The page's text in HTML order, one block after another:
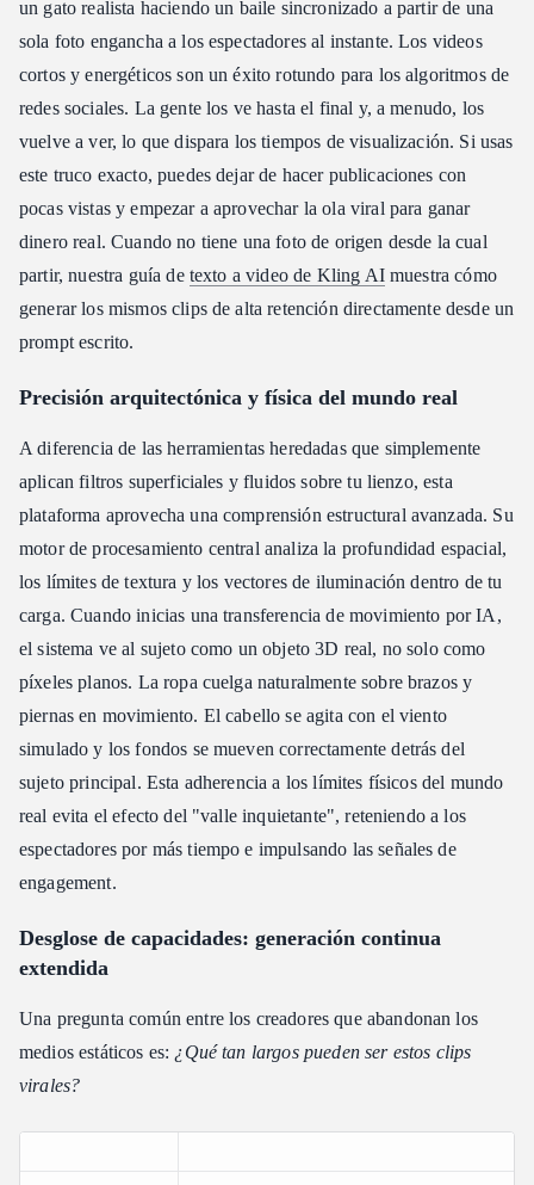
un gato realista haciendo un baile sincronizado a partir de una
sola foto engancha a los espectadores al instante. Los videos
cortos y energéticos son un éxito rotundo para los algoritmos de
redes sociales. La gente los ve hasta el final y, a menudo, los
vuelve a ver, lo que dispara los tiempos de visualización. Si usas
este truco exacto, puedes dejar de hacer publicaciones con
pocas vistas y empezar a aprovechar la ola viral para ganar
dinero real. Cuando no tiene una foto de origen desde la cual
partir, nuestra guía de texto a video de Kling AImuestra cómo
generar los mismos clips de alta retención directamente desde un
prompt escrito.
Precisión arquitectónica y física del mundo real
A diferencia de las herramientas heredadas que simplemente
aplican filtros superficiales y fluidos sobre tu lienzo, esta
plataforma aprovecha una comprensión estructural avanzada. Su
motor de procesamiento central analiza la profundidad espacial,
los límites de textura y los vectores de iluminación dentro de tu
carga. Cuando inicias una transferencia de movimiento por IA,
el sistema ve al sujeto como un objeto 3D real, no solo como
píxeles planos. La ropa cuelga naturalmente sobre brazos y
piernas en movimiento. El cabello se agita con el viento
simulado y los fondos se mueven correctamente detrás del
sujeto principal. Esta adherencia a los límites físicos del mundo
real evita el efecto del "valle inquietante", reteniendo a los
espectadores por más tiempo e impulsando las señales de
engagement.
Desglose de capacidades: generación continua
extendida
Una pregunta común entre los creadores que abandonan los
medios estáticos es: ¿Qué tan largos pueden ser estos clips
virales?